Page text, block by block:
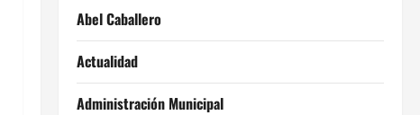
Abel Caballero
Actualidad
Administración Municipal